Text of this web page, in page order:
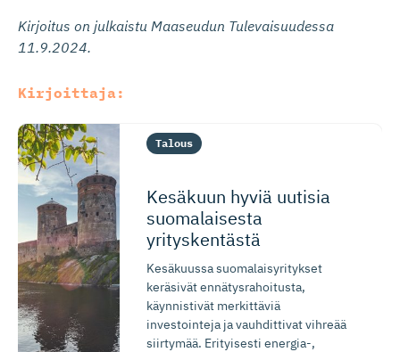
Kirjoitus on julkaistu Maaseudun Tulevaisuudessa
11.9.2024.
Kirjoittaja:
Kesäkuun hyviä uutisia
suomalaisesta
yrityskentästä
Kesäkuussa suomalaisyritykset
keräsivät ennätysrahoitusta,
käynnistivät merkittäviä
investointeja ja vauhdittivat vihreää
siirtymää. Erityisesti energia-,
Talous